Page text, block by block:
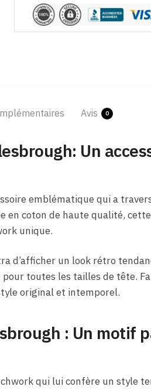
Avis 0
Un
emblématique qui a
en coton de haute qualité,
unique.
d’afficher un look rétro
toutes les tailles de tête.
original et intemporel.
: Un motif
qui lui confère un style